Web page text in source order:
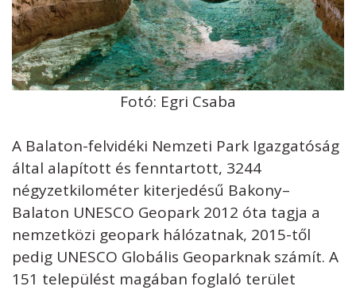
Fotó: Egri Csaba
A Balaton-felvidéki Nemzeti Park Igazgatóság
által alapított és fenntartott, 3244
négyzetkilométer kiterjedésű Bakony–
Balaton UNESCO Geopark 2012 óta tagja a
nemzetközi geopark hálózatnak, 2015-től
pedig UNESCO Globális Geoparknak számít. A
151 települést magában foglaló terület